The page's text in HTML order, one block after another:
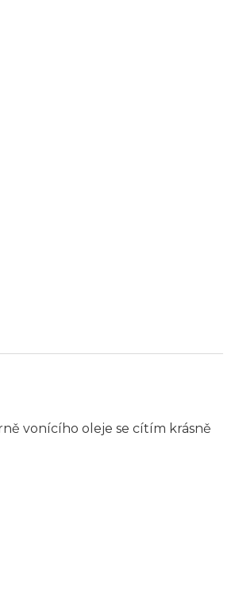
vonícího oleje se cítím krásně